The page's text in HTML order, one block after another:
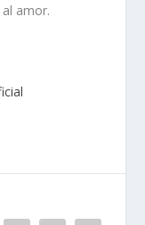
amor.